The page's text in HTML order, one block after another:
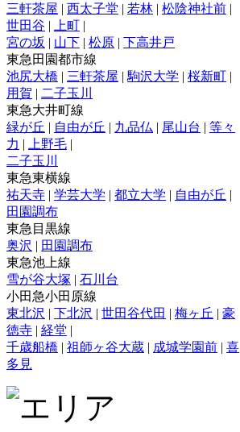
三軒茶屋 | 西太子堂 | 若林 | 松陰神社前 |
世田谷 | 上町 |
宮の坂 | 山下 | 松原 | 下高井戸
東急田園都市線
池尻大橋 | 三軒茶屋 | 駒沢大学 | 桜新町 |
用賀 | 二子玉川
東急大井町線
緑が丘 | 自由が丘 | 九品仏 | 尾山台 | 等々
力 | 上野毛 |
二子玉川
東急東横線
祐天寺 | 学芸大学 | 都立大学 | 自由が丘 |
田園調布
東急目黒線
奥沢 | 田園調布
東急池上線
雪が谷大塚 | 石川台
小田急小田原線
東北沢 | 下北沢 | 世田谷代田 | 梅ヶ丘 | 豪
徳寺 | 経堂 |
千歳船橋 | 祖師ヶ谷大蔵 | 成城学園前 | 喜
多見